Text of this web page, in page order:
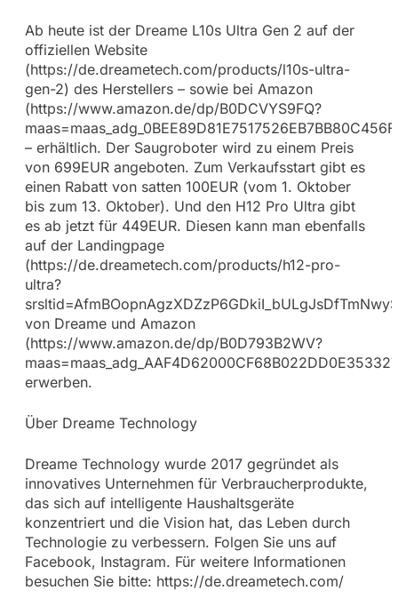
Ab heute ist der Dreame L10s Ultra Gen 2 auf der
offiziellen Website
(https://de.dreametech.com/products/l10s-ultra-
gen-2) des Herstellers – sowie bei Amazon
(https://www.amazon.de/dp/B0DCVYS9FQ?
– erhältlich. Der Saugroboter wird zu einem Preis
von 699EUR angeboten. Zum Verkaufsstart gibt es
einen Rabatt von satten 100EUR (vom 1. Oktober
bis zum 13. Oktober). Und den H12 Pro Ultra gibt
es ab jetzt für 449EUR. Diesen kann man ebenfalls
auf der Landingpage
(https://de.dreametech.com/products/h12-pro-
ultra?
von Dreame und Amazon
(https://www.amazon.de/dp/B0D793B2WV?
erwerben.
Über Dreame Technology
Dreame Technology wurde 2017 gegründet als
innovatives Unternehmen für Verbraucherprodukte,
das sich auf intelligente Haushaltsgeräte
konzentriert und die Vision hat, das Leben durch
Technologie zu verbessern. Folgen Sie uns auf
Facebook, Instagram. Für weitere Informationen
besuchen Sie bitte: https://de.dreametech.com/